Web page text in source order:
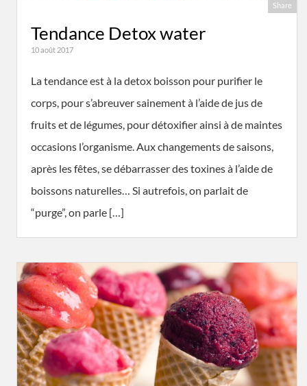
Share
Tendance Detox water
10 août 2017
La tendance est à la detox boisson pour purifier le
corps, pour s’abreuver sainement à l’aide de jus de
fruits et de légumes, pour détoxifier ainsi à de maintes
occasions l’organisme. Aux changements de saisons,
après les fêtes, se débarrasser des toxines à l’aide de
boissons naturelles… Si autrefois, on parlait de
“purge”, on parle […]